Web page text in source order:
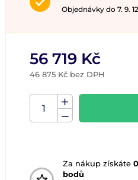
Objednávky do 7. 9.
56 719 Kč
46 875 Kč bez DPH
Za nákup získáte 0
bodů